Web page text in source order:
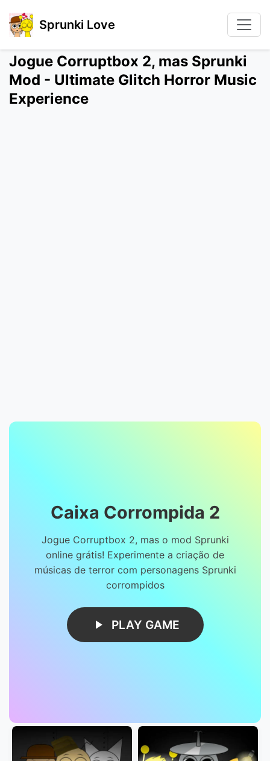
Sprunki Love
Jogue Corruptbox 2, mas Sprunki
Mod - Ultimate Glitch Horror Music
Experience
Caixa Corrompida 2
Jogue Corruptbox 2, mas o mod Sprunki
online grátis! Experimente a criação de
músicas de terror com personagens Sprunki
corrompidos
PLAY GAME